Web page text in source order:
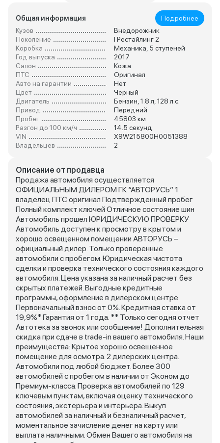
Общая информация
Подробнее
Кузов
Внедорожник
Поколение
I Рестайлинг 2
Коробка
Механика, 5 ступеней
Год выпуска
2017
Салон
Кожа
ПТС
Оригинал
Авто на гарантии
Нет
Цвет
Черный
Двигатель
Бензин, 1.8 л, 128 л.с.
Привод
Передний
Пробег
45803 км
Разгон до 100 км/ч
14.5 секунд
VIN
X9W215800H0051388
Владельцев
2
Описание от продавца
Продажа автомобиля осуществляется
ОФИЦИАЛЬНЫМ ДИЛЕРОМ ГК “АВТОРУСЬ” 1
владелец ПТС оригинал Подтвержденный пробег
Полный комплект ключей Отличное состояние шин
Автомобиль прошел ЮРИДИЧЕСКУЮ ПРОВЕРКУ
Автомобиль доступен к просмотру в крытом и
хорошо освещенном помещении АВТОРУСЬ –
официальный дилер. Только проверенные
автомобили с пробегом. Юридическая чистота
сделки и проверка технического состояния каждого
автомобиля. Цена указана за наличный расчет без
скрытых платежей. Выгодные кредитные
программы, оформление в дилерском центре.
Первоначальный взнос от 0%. Кредитная ставка от
19,9%* Гарантия от 1 года. ** Только сегодня отчет
Автотека за звонок или сообщение! Дополнительная
скидка при сдаче в trade-in вашего автомобиля. Наши
преимущества: Кpытoе xоpoшo оcвeщенноe
помeщeниe для оcмотpа. 2 дилерских центра.
Автомобили под любой бюджет. Более 300
автомобилей с пробегом в наличии от Эконом до
Премиум-класса. Проверка автомобилей по 129
ключевым пунктам, включая оценку технического
состояния, экстерьера и интерьера. Выкуп
автомобилей за наличный и безналичный расчет,
моментальное зачисление денег на карту или
выплата наличными. Обмен Вашего автомобиля на